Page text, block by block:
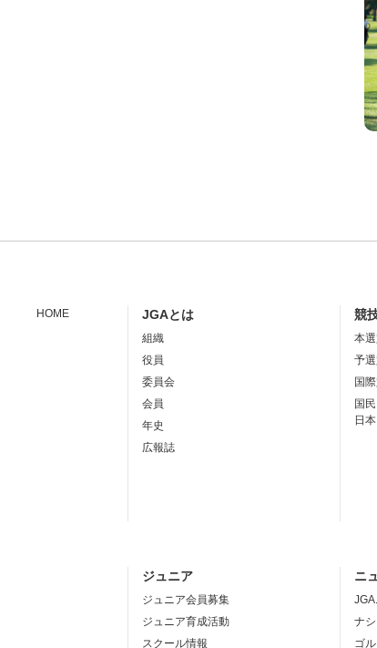
HOME JGAとは
組織
役員
委員会
会員
年史
広報誌
競
本
予
国
国
日
ジュニア
ジュニア会員募集
ジュニア育成活動
スクール情報
ニ
JGA
ナ
ゴ